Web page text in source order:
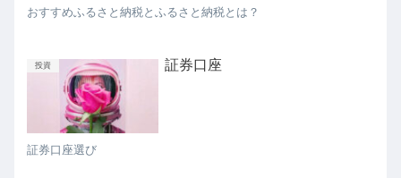
おすすめふるさと納税とふるさと納税とは？
投資 証券口座
証券口座選び